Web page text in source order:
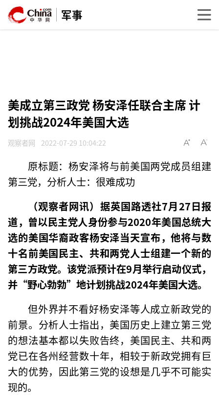
军事
美成立第三政党 杨安泽任联合主席 计
划挑战2024年美国大选
观察者网 2022-07-29 10:04:22
原标题：杨安泽将与前美国两党成员组建
第三党，分析人士：很难成功
（观察者网讯）据英国路透社7月27日报
道，曾以民主党人身份参与2020年美国总统大
选的美国华裔政客杨安泽当天宣布，他将与数
十名前美国民主、共和两党人士组建一个新的
第三方政党。该党派预计在9月举行启动仪式，
并“野心勃勃”地计划挑战2024年美国大选。
但外界并不看好杨安泽等人成立新政党的
前景。分析人士指出，美国历史上建立第三党
的想法基本都以失败告终，美国民主、共和两
党已在各州经营数十年，相较于新政党拥有巨
大的优势，因此第三党的设想是几乎不可能实
现的。